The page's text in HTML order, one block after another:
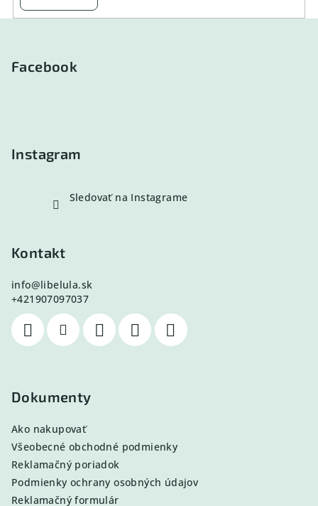
Facebook
Instagram
Sledovať na Instagrame
Kontakt
info@libelula.sk
+421907097037
Dokumenty
Ako nakupovať
Všeobecné obchodné podmienky
Reklamačný poriadok
Podmienky ochrany osobných údajov
Reklamačný formulár